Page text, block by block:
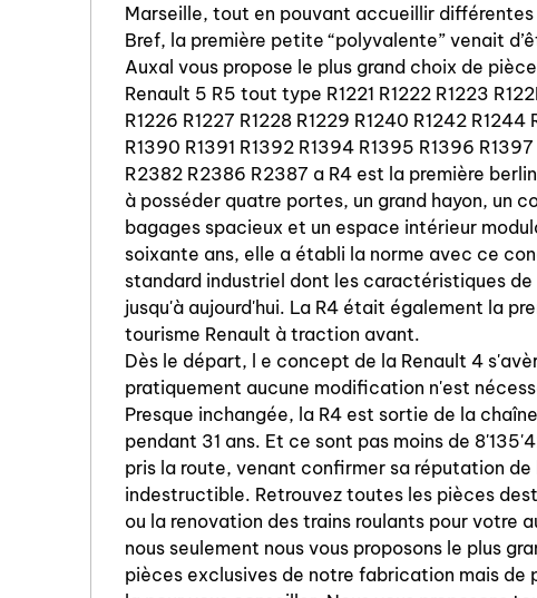
Marseille, tout en pouvant accueillir différentes
Bref, la première petite “polyvalente” venait
Auxal vous propose le plus grand choix de
Renault 5 R5 tout type R1221 R1222 R1223
R1226 R1227 R1228 R1229 R1240 R1242 R1244
R1390 R1391 R1392 R1394 R1395 R1396
R2382 R2386 R2387 a R4 est la première
à posséder quatre portes, un grand hayon, un
bagages spacieux et un espace intérieur
soixante ans, elle a établi la norme avec ce
standard industriel dont les caractéristiques de
jusqu'à aujourd'hui. La R4 était également la
tourisme Renault à traction avant.
Dès le départ, l e concept de la Renault 4
pratiquement aucune modification n'est
Presque inchangée, la R4 est sortie de la
pendant 31 ans. Et ce sont pas moins de
pris la route, venant confirmer sa réputation
indestructible. Retrouvez toutes les pièces
ou la renovation des trains roulants pour votre
nous seulement nous vous proposons le plus
pièces exclusives de notre fabrication mais de